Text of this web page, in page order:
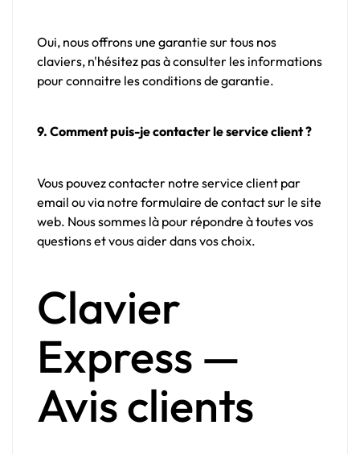
Oui, nous offrons une garantie sur tous nos
claviers, n'hésitez pas à consulter les informations
pour connaitre les conditions de garantie.
9. Comment puis-je contacter le service client ?
Vous pouvez contacter notre service client par
email ou via notre formulaire de contact sur le site
web. Nous sommes là pour répondre à toutes vos
questions et vous aider dans vos choix.
Clavier
Express —
Avis clients